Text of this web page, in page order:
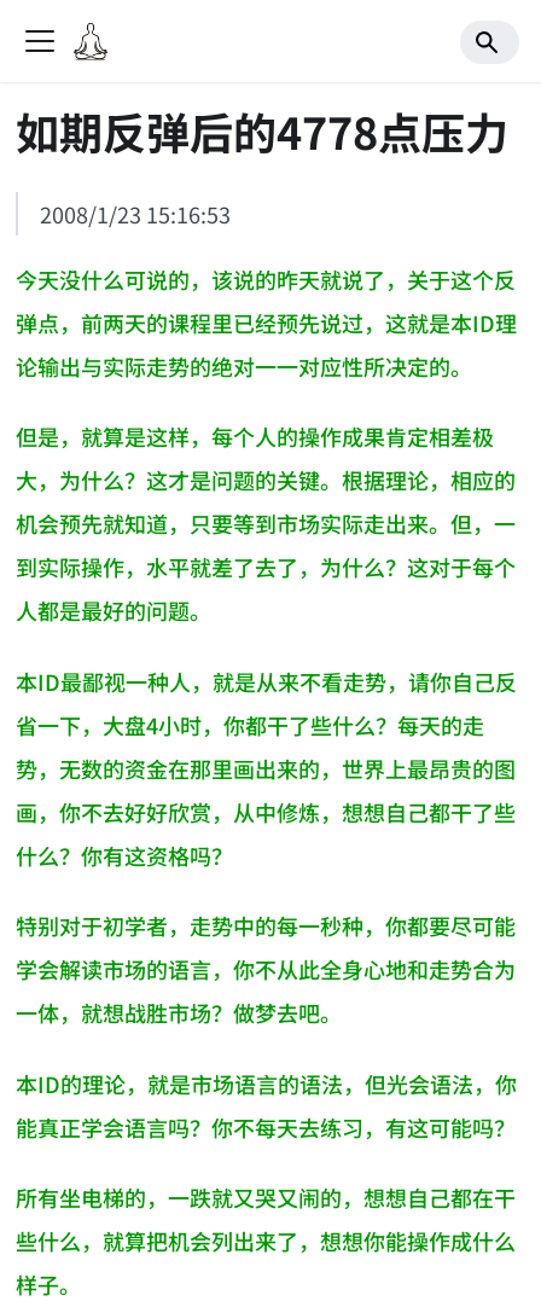
如期反弹后的4778点压力
2008/1/23 15:16:53
今天没什么可说的，该说的昨天就说了，关于这个反
弹点，前两天的课程里已经预先说过，这就是本ID理
论输出与实际走势的绝对一一对应性所决定的。
但是，就算是这样，每个人的操作成果肯定相差极
大，为什么？这才是问题的关键。根据理论，相应的
机会预先就知道，只要等到市场实际走出来。但，一
到实际操作，水平就差了去了，为什么？这对于每个
人都是最好的问题。
本ID最鄙视一种人，就是从来不看走势，请你自己反
省一下，大盘4小时，你都干了些什么？每天的走
势，无数的资金在那里画出来的，世界上最昂贵的图
画，你不去好好欣赏，从中修炼，想想自己都干了些
什么？你有这资格吗？
特别对于初学者，走势中的每一秒种，你都要尽可能
学会解读市场的语言，你不从此全身心地和走势合为
一体，就想战胜市场？做梦去吧。
本ID的理论，就是市场语言的语法，但光会语法，你
能真正学会语言吗？你不每天去练习，有这可能吗？
所有坐电梯的，一跌就又哭又闹的，想想自己都在干
些什么，就算把机会列出来了，想想你能操作成什么
样子。